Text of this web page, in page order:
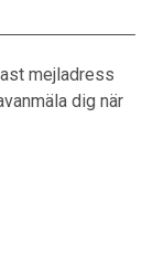
mejladress
dig när